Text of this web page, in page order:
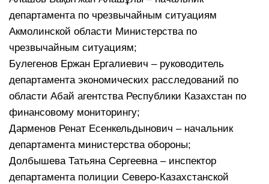
департамента по чрезвычайным ситуациям
Акмолинской области Министерства по
чрезвычайным ситуациям;
Булегенов Ержан Ергалиевич – руководитель
департамента экономических расследований по
области Абай агентства Республики Казахстан по
финансовому мониторингу;
Дарменов Ренат Есенкельдынович – начальник
департамента министерства обороны;
Долбышева Татьяна Сергеевна – инспектор
департамента полиции Северо-Казахстанской